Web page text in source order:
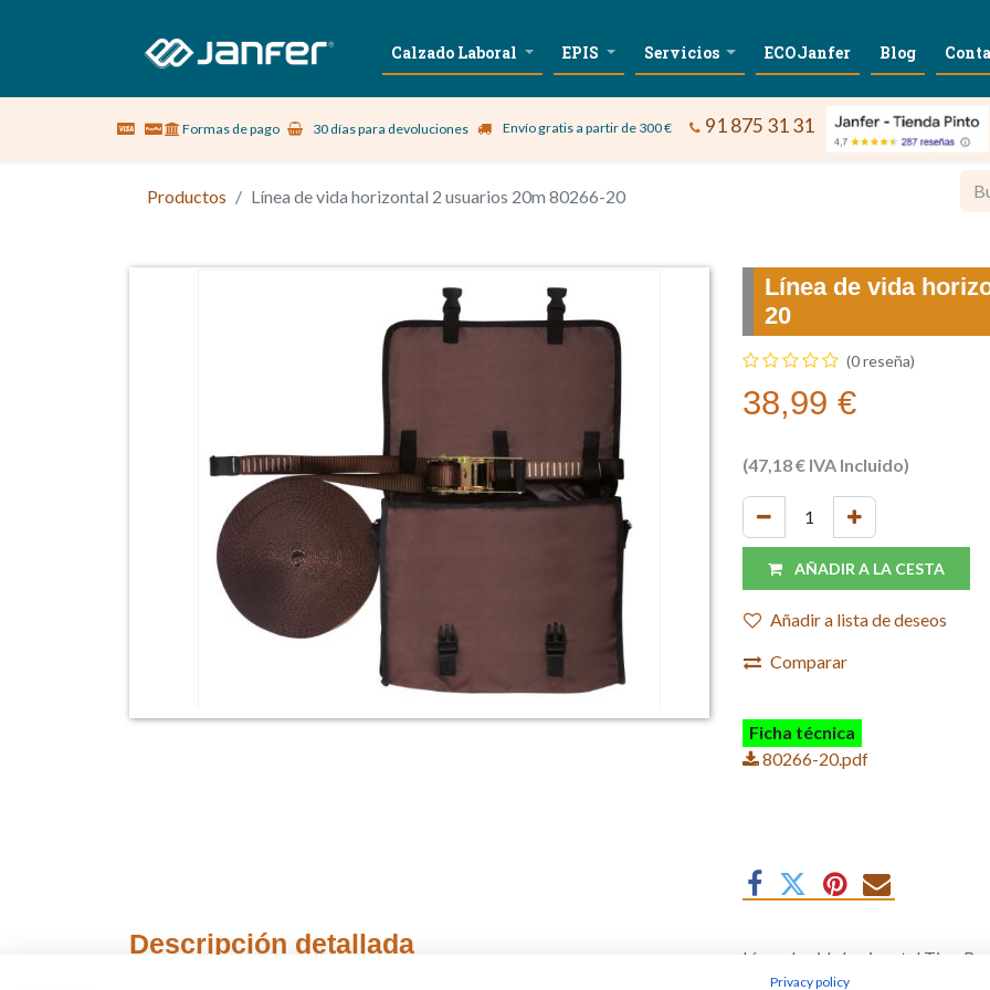
Sobre nosotros Vestuario Laboral Calzado Laboral EPIS Servicios ECOJanfer Blog
Formas de pago 30 días para devoluciones Envío gratis a partir de 300 € 91 875 31 31
Productos Línea de vida horizontal 2 usuarios 20m 80266-20
Línea de vida
20
(0 reseña)
38,99 €
(47,18€ IVA Incluido)
AÑADIR A LA CESTA
Añadir a lista de deseos
Comparar
Ficha técnica
80266-20.pdf
Descripción detallada
Línea de vida horizontal Tipo B
Válido para el uso de 2 personas
Privacy policy